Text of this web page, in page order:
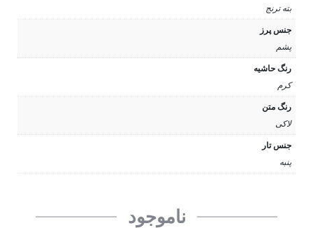
بته ترنج
جنس پرز
پشم
رنگ حاشیه
کرم
رنگ متن
لاکی
جنس تار
پنبه
ناموجود